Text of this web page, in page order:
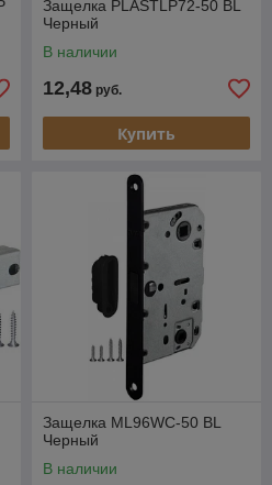
Защелка PLASTLP72-50 BL
Черный
В наличии
12,48 руб.
Купить
Защелка ML96WC-50 BL
Черный
В наличии